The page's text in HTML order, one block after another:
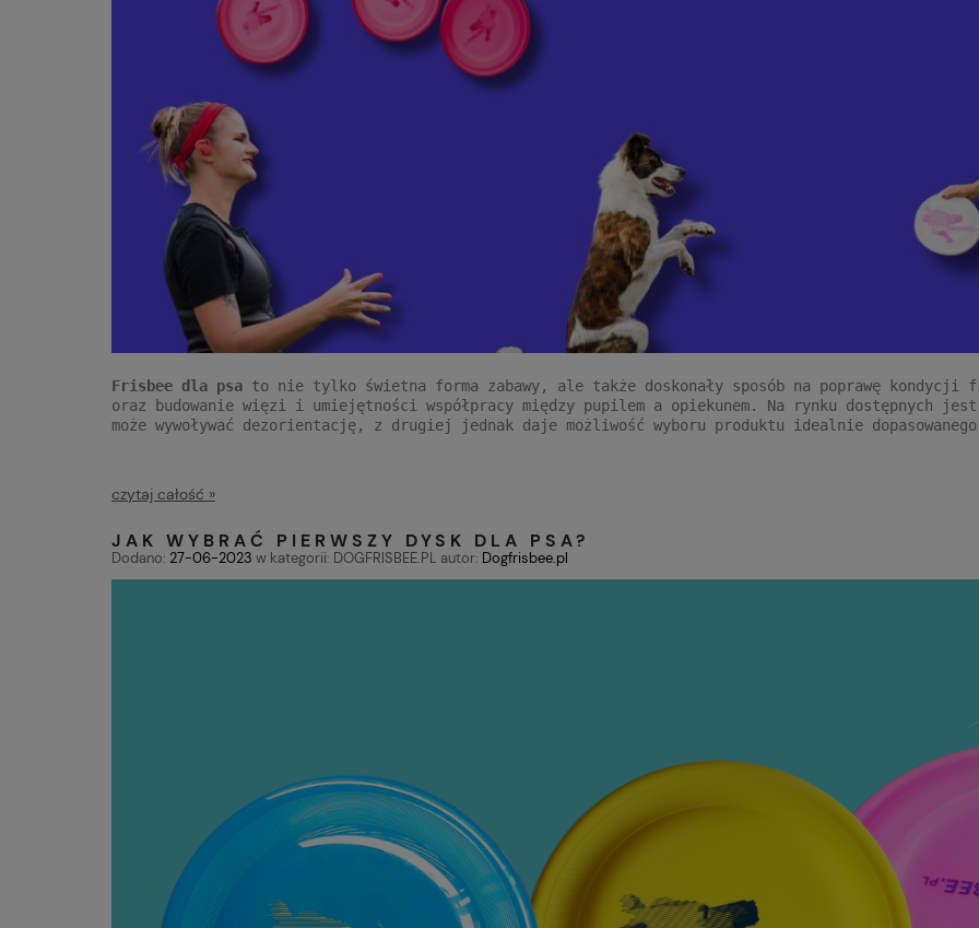
Frisbee dla psa to nie tylko świetna forma zabawy, ale także doskonały sposób na poprawę kondycji
oraz budowanie więzi i umiejętności współpracy między pupilem a opiekunem. Na rynku dostępnych
może wywoływać dezorientację, z drugiej jednak daje możliwość wyboru produktu idealnie
czytaj całość »
JAK WYBRAĆ PIERWSZY DYSK DLA PSA?
Dodano: 27-06-2023 w kategorii: DOGFRISBEE.PL autor: Dogfrisbee.pl